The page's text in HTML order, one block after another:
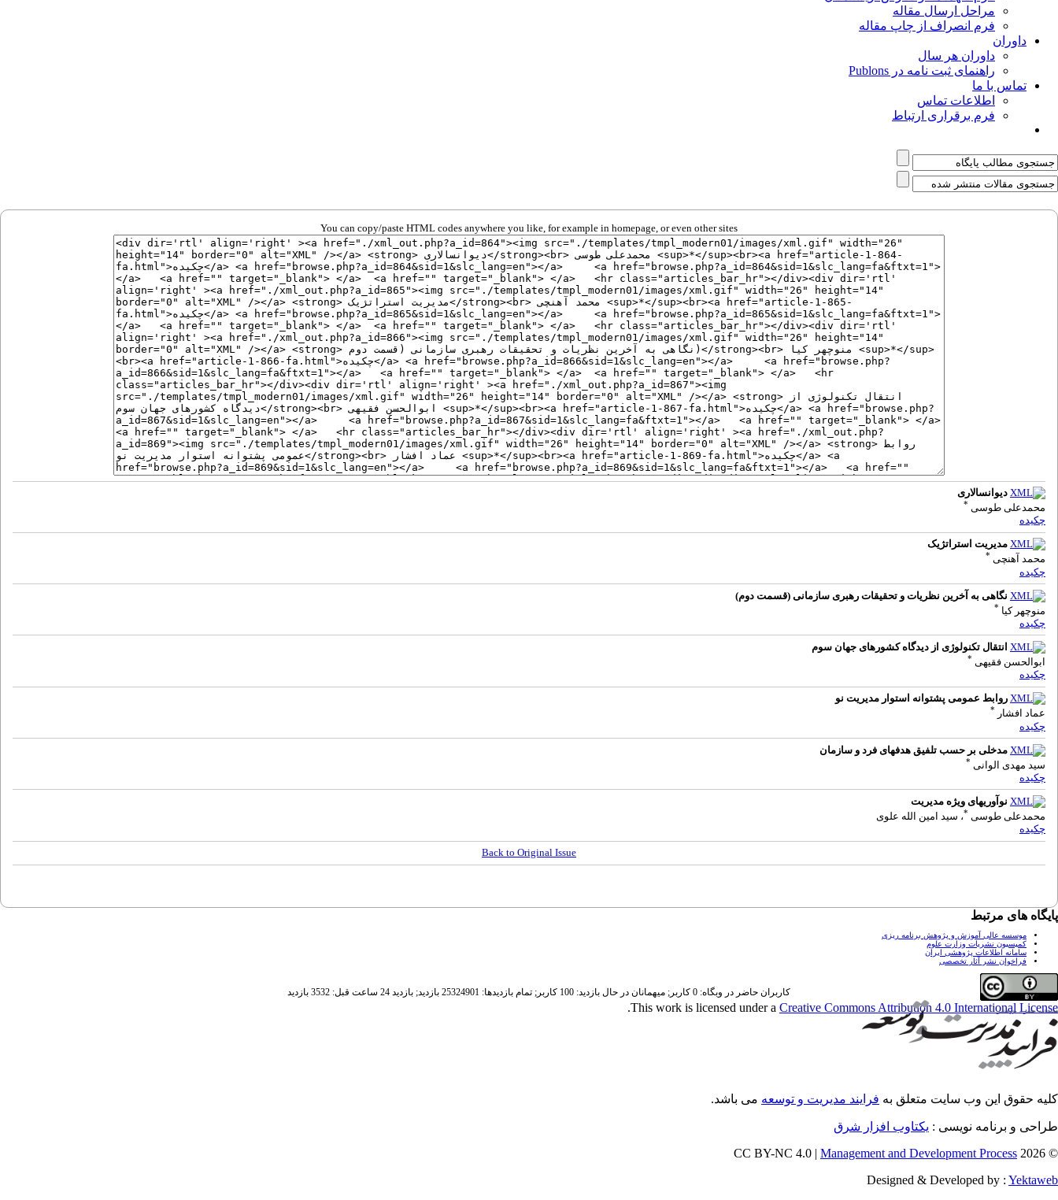
مراحل ارسال مقاله
فرم انصراف از چاپ مقاله
داوران
داوران هر سال
راهنمای ثبت نامه در Publons
تماس با ما
اطلاعات تماس
فرم برقراری ارتباط
You can copy/paste HTML codes anywhere you like, for example in homepage, or even other sites
دیوانسالاری
محمدعلی طوسی *
چکیده
مدیریت استراتژیک
محمد آهنچی *
چکیده
نگاهی به آخرین نظریات و تحقیقات رهبری سازمانی (قسمت دوم)
منوچهر کیا *
چکیده
انتقال تکنولوژی از دیدگاه کشورهای جهان سوم
ابوالحسن فقیهی *
چکیده
روابط عمومی پشتوانه استوار مدیریت نو
عماد افشار
*
چکیده
مدخلی بر حسب تلفیق هدفهای فرد و سازمان
سید مهدی الوانی *
چکیده
نوآوریهای ویژه مدیریت
محمدعلی طوسی *، سید امین الله علوی
چکیده
Back to Original Issue
پایگاه های مرتبط
موسسه عالی آموزش و پژوهش برنامه ریزی
کمیسیون نشریات وزارت علوم
سامانه اطلاعات پژوهشی ایران
فراخوان نشر آثار تخصصی
This work is licensed under a Creative Commons Attribution 4.0 International License
.
کاربران حاضر در وبگاه: 0 کاربر; میهمانان در حال بازدید: 100 کاربر; تمام بازدید‌ها: 25324901 بازدید; بازدید 24 ساعت قبل: 3532 بازدید
کلیه حقوق این وب سایت متعلق به فرایند مدیریت و توسعه می باشد.
طراحی و برنامه نویسی : یکتاوب افزار شرق
© 2026 CC BY-NC 4.0 |
Management and Development Process
Designed & Developed by : Yektaweb